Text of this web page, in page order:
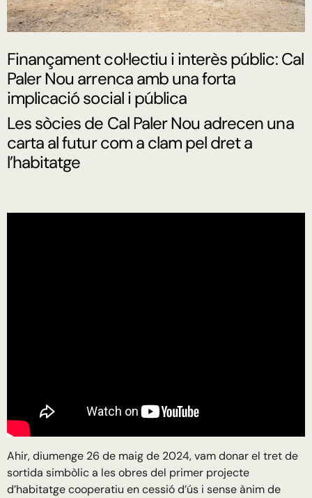
Finançament col·lectiu i interès públic: Cal
Paler Nou arrenca amb una forta
implicació social i pública
Les sòcies de Cal Paler Nou adrecen una
carta al futur com a clam pel dret a
l’habitatge
Ahir, diumenge 26 de maig de 2024, vam donar el tret de
sortida simbòlic a les obres del primer projecte
d’habitatge cooperatiu en cessió d’ús i sense ànim de